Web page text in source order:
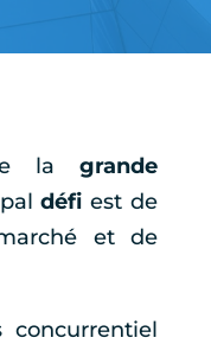
de lagrande
défi est de
et de
concurrentiel